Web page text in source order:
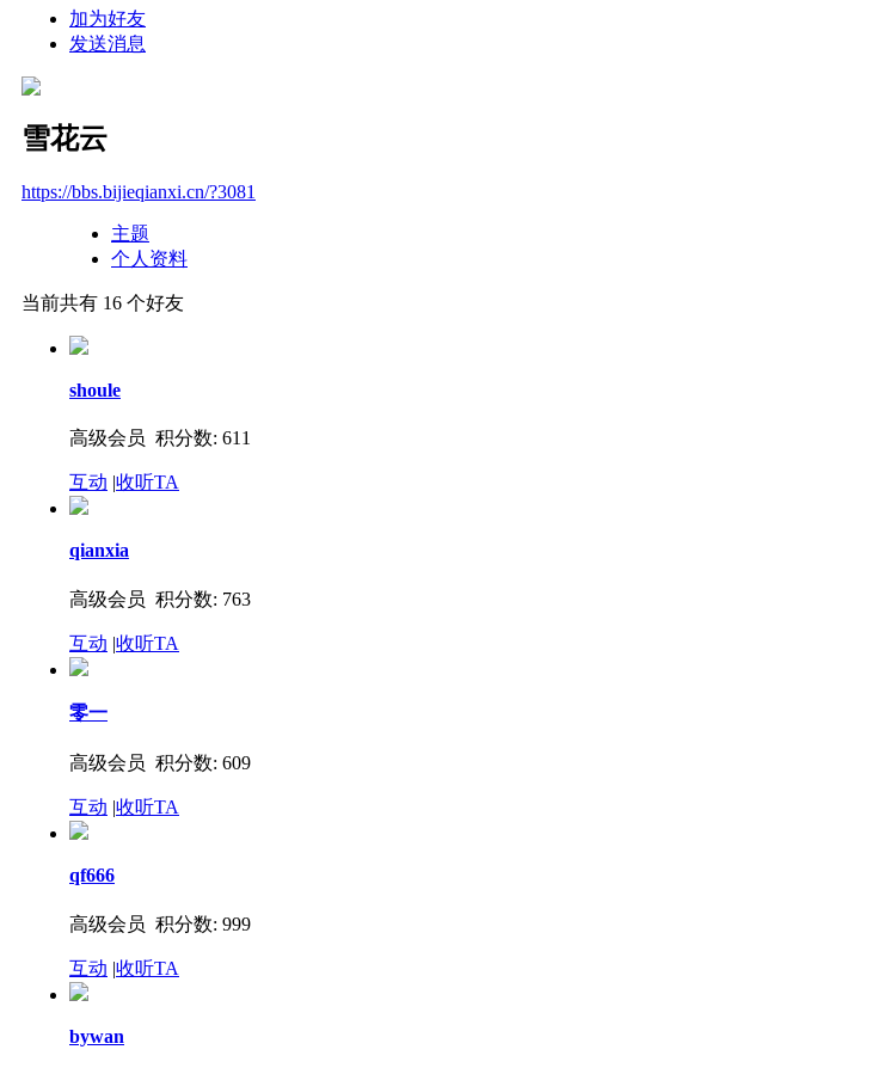
加为好友
发送消息
雪花云
https://bbs.bijieqianxi.cn/?3081
主题
个人资料
当前共有 16 个好友
shoule
高级会员 积分数: 611
互动 |收听TA
qianxia
高级会员 积分数: 763
互动 |收听TA
零一
高级会员 积分数: 609
互动 |收听TA
qf666
高级会员 积分数: 999
互动 |收听TA
bywan